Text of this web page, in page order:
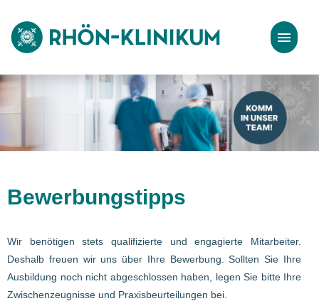
Stellenangebote
Bewerbungstipps
Bewerbungstipps
Wir benötigen stets qualifizierte und engagierte Mitarbeiter.
Deshalb freuen wir uns über Ihre Bewerbung. Sollten Sie Ihre
Ausbildung noch nicht abgeschlossen haben, legen Sie bitte Ihre
Zwischenzeugnisse und Praxisbeurteilungen bei.